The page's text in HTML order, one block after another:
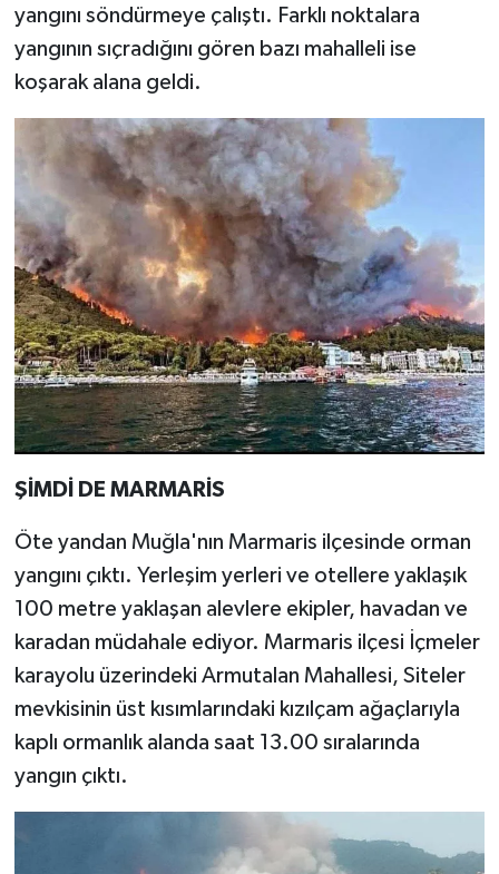
yangını söndürmeye çalıştı. Farklı noktalara
yangının sıçradığını gören bazı mahalleli ise
koşarak alana geldi.
ŞİMDİ DE MARMARİS
Öte yandan Muğla'nın Marmaris ilçesinde orman
yangını çıktı. Yerleşim yerleri ve otellere yaklaşık
100 metre yaklaşan alevlere ekipler, havadan ve
karadan müdahale ediyor. Marmaris ilçesi İçmeler
karayolu üzerindeki Armutalan Mahallesi, Siteler
mevkisinin üst kısımlarındaki kızılçam ağaçlarıyla
kaplı ormanlık alanda saat 13.00 sıralarında
yangın çıktı.